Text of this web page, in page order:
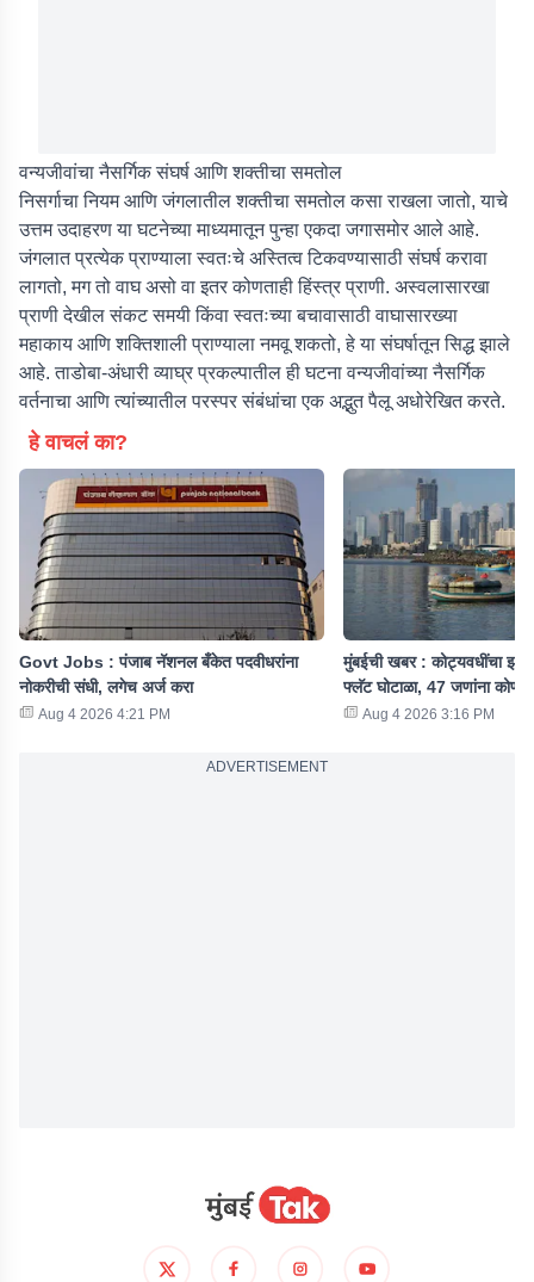
वन्यजीवांचा नैसर्गिक संघर्ष आणि शक्तीचा समतोल
निसर्गाचा नियम आणि जंगलातील शक्तीचा समतोल कसा राखला जातो, याचे
उत्तम उदाहरण या घटनेच्या माध्यमातून पुन्हा एकदा जगासमोर आले आहे.
जंगलात प्रत्येक प्राण्याला स्वतःचे अस्तित्व टिकवण्यासाठी संघर्ष करावा
लागतो, मग तो वाघ असो वा इतर कोणताही हिंस्त्र प्राणी. अस्वलासारखा
प्राणी देखील संकट समयी किंवा स्वतःच्या बचावासाठी वाघासारख्या
महाकाय आणि शक्तिशाली प्राण्याला नमवू शकतो, हे या संघर्षातून सिद्ध झाले
आहे. ताडोबा-अंधारी व्याघ्र प्रकल्पातील ही घटना वन्यजीवांच्या नैसर्गिक
वर्तनाचा आणि त्यांच्यातील परस्पर संबंधांचा एक अद्भुत पैलू अधोरेखित करते.
हे वाचलं का?
Govt Jobs : पंजाब नॅशनल बँकेत पदवीधरांना
नोकरीची संधी, लगेच अर्ज करा
Aug 4 2026 4:21 PM
मुंबईची खबर : कोट्यवधींचा
फ्लॅट घोटाळा, 47 जणांना
Aug 4 2026 3:16 PM
ADVERTISEMENT